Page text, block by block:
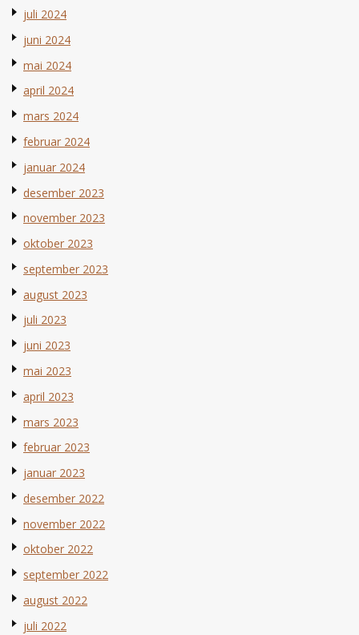
juli 2024
juni 2024
mai 2024
april 2024
mars 2024
februar 2024
januar 2024
desember 2023
november 2023
oktober 2023
september 2023
august 2023
juli 2023
juni 2023
mai 2023
april 2023
mars 2023
februar 2023
januar 2023
desember 2022
november 2022
oktober 2022
september 2022
august 2022
juli 2022